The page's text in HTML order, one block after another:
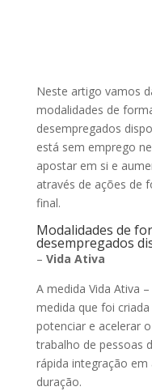
Neste artigo vamos
modalidades de
desempregados
está sem emprego
apostar em si e
através de ações de
final.
Modalidades de
desempregados
– Vida Ativa
A medida Vida Ativa
medida que foi
potenciar e acelerar
trabalho de pessoas
rápida integração
duração.